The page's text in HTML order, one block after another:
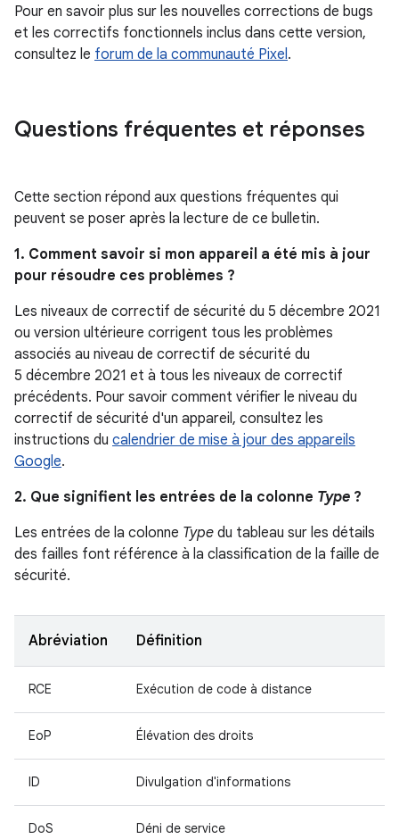
Pour en savoir plus sur les nouvelles corrections de bugs
et les correctifs fonctionnels inclus dans cette version,
consultez le forum de la communauté Pixel.
Questions fréquentes et réponses
Cette section répond aux questions fréquentes qui
peuvent se poser après la lecture de ce bulletin.
1. Comment savoir si mon appareil a été mis à jour
pour résoudre ces problèmes ?
Les niveaux de correctif de sécurité du 5 décembre 2021
ou version ultérieure corrigent tous les problèmes
associés au niveau de correctif de sécurité du
5 décembre 2021 et à tous les niveaux de correctif
précédents. Pour savoir comment vérifier le niveau du
correctif de sécurité d'un appareil, consultez les
instructions du calendrier de mise à jour des appareils
Google.
2. Que signifient les entrées de la colonne Type ?
Les entrées de la colonne Type du tableau sur les détails
des failles font référence à la classification de la faille de
sécurité.
Abréviation Définition
RCE Exécution de code à distance
EoP Élévation des droits
ID Divulgation d'informations
DoS Déni de service